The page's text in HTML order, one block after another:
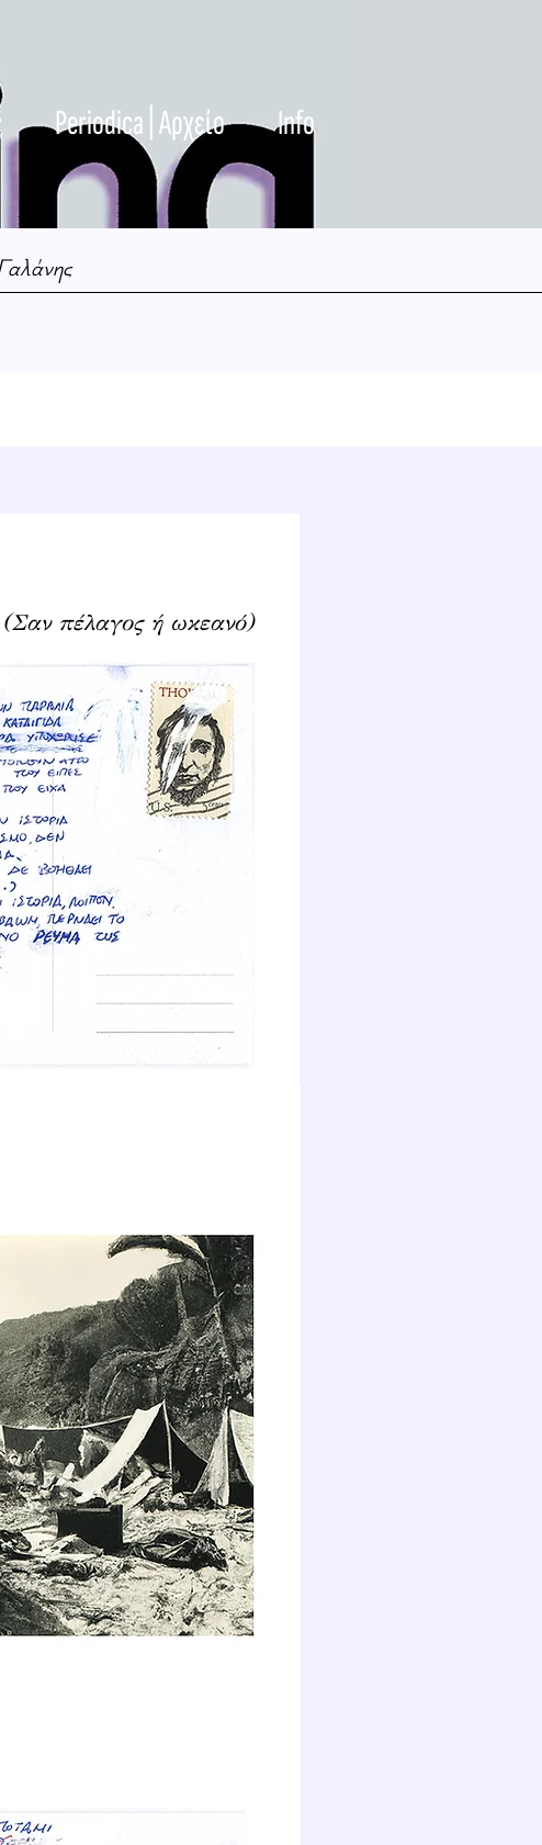
Periodica | Αρχείο Info
(Σαν πέλαγος ή ωκεανό)